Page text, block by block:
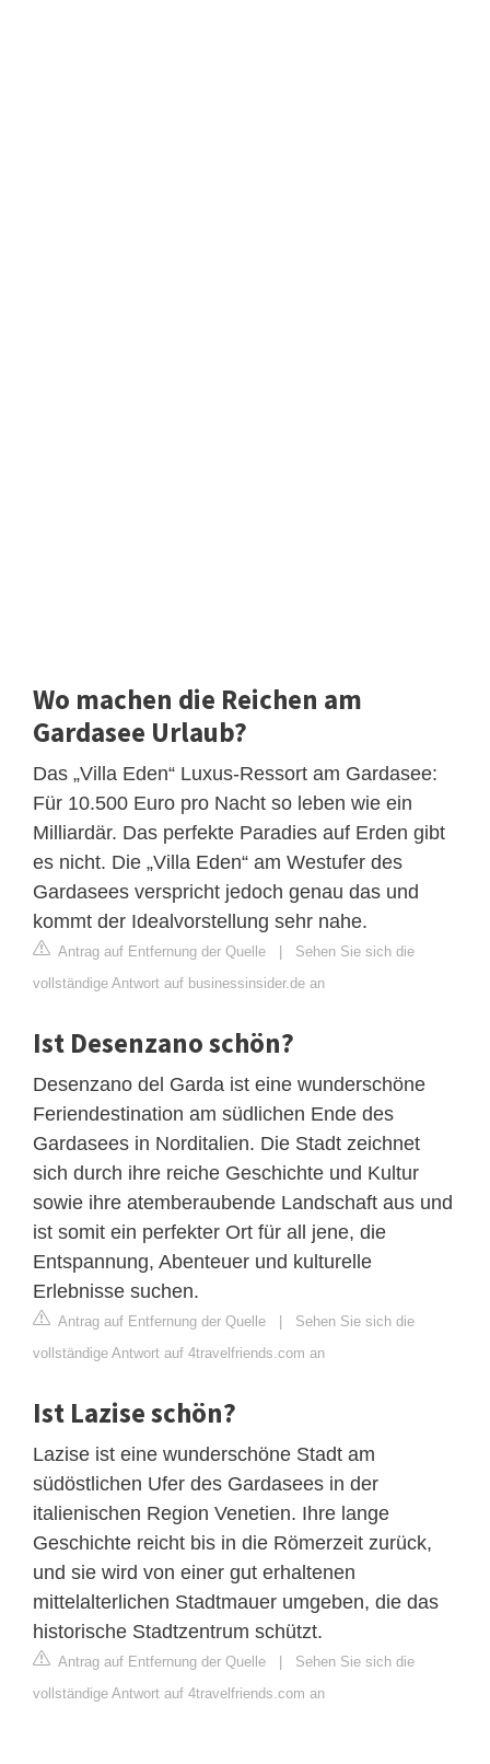
Wo machen die Reichen am
Gardasee Urlaub?
Das „Villa Eden“ Luxus-Ressort am Gardasee:
Für 10.500 Euro pro Nacht so leben wie ein
Milliardär. Das perfekte Paradies auf Erden gibt
es nicht. Die „Villa Eden“ am Westufer des
Gardasees verspricht jedoch genau das und
kommt der Idealvorstellung sehr nahe.
Antrag auf Entfernung der Quelle | Sehen Sie sich die
vollständige Antwort auf businessinsider.de an
Ist Desenzano schön?
Desenzano del Garda ist eine wunderschöne
Feriendestination am südlichen Ende des
Gardasees in Norditalien. Die Stadt zeichnet
sich durch ihre reiche Geschichte und Kultur
sowie ihre atemberaubende Landschaft aus und
ist somit ein perfekter Ort für all jene, die
Entspannung, Abenteuer und kulturelle
Erlebnisse suchen.
Antrag auf Entfernung der Quelle | Sehen Sie sich die
vollständige Antwort auf 4travelfriends.com an
Ist Lazise schön?
Lazise ist eine wunderschöne Stadt am
südöstlichen Ufer des Gardasees in der
italienischen Region Venetien. Ihre lange
Geschichte reicht bis in die Römerzeit zurück,
und sie wird von einer gut erhaltenen
mittelalterlichen Stadtmauer umgeben, die das
historische Stadtzentrum schützt.
Antrag auf Entfernung der Quelle | Sehen Sie sich die
vollständige Antwort auf 4travelfriends.com an